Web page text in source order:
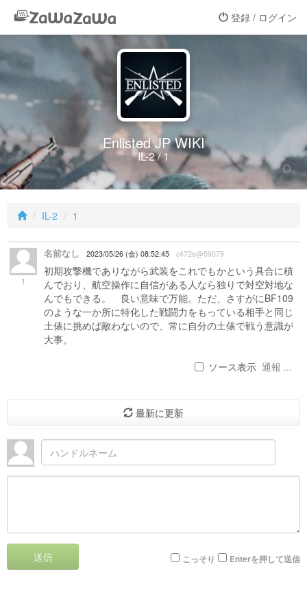
登録 / ログイン
Enlisted JP WIKI
IL-2 / 1
IL-2 1
1
名前なし 2023/05/26 (金) 08:52:45 c472e@59079
初期攻撃機でありながら武装をこれでもかという具合に積
んでおり、航空操作に自信がある人なら独りで対空対地な
んでもできる。 良い意味で万能。ただ、さすがにBF109
のような一か所に特化した戦闘力をもっている相手と同じ
土俵に挑めば敵わないので、常に自分の土俵で戦う意識が
大事。
ソース表示 通報 ...
最新に更新
送信 こっそり Enterを押して送信